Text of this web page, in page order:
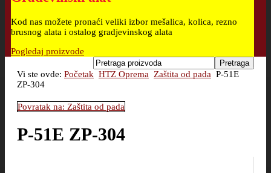
Kod nas možete pronaći veliki izbor mešalica, kolica, rezno
brusnog alata i ostalog gradjevinskog alata
Pogledaj proizvode
Vi ste ovde: Početak HTZ Oprema Zaštita od pada P-51E
ZP-304
Povratak na: Zaštita od pada
P-51E ZP-304